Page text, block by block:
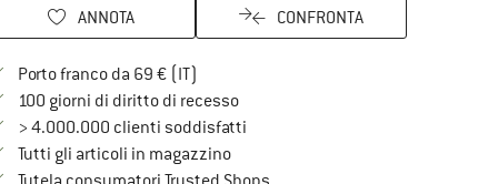
ANNOTA CONFRONTA
Porto franco da 69 € (IT)
100 giorni di diritto di recessoVai alla politica di recesso qui Si
> 4.000.000 clienti soddisfatti
Tutti gli articoli in magazzino